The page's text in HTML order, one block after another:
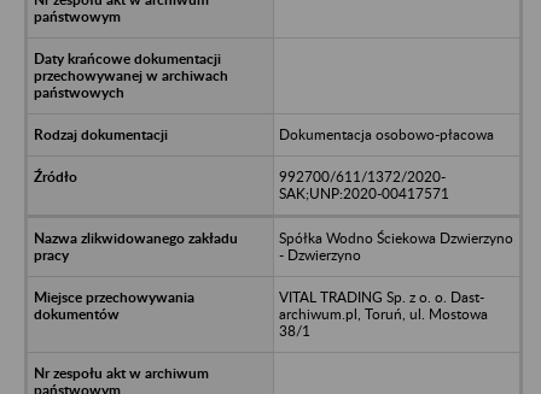
Dokumentacja osobowo-płacowa
992700/611/1372/2020-
SAK;UNP:2020-00417571
Spółka Wodno Ściekowa Dzwierzyno
- Dzwierzyno
VITAL TRADING Sp. z o. o. Dast-
archiwum.pl, Toruń, ul. Mostowa
38/1